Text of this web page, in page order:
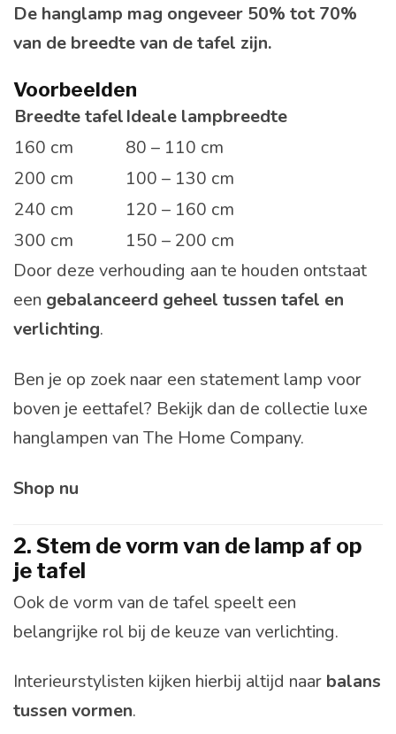
De hanglamp mag ongeveer 50% tot 70%
van de breedte van de tafel zijn.
Voorbeelden
Breedte tafelIdeale lampbreedte
160 cm
80 – 110 cm
200 cm
100 – 130 cm
240 cm
120 – 160 cm
300 cm
150 – 200 cm
Door deze verhouding aan te houden ontstaat
een gebalanceerd geheel tussen tafel en
verlichting.
Ben je op zoek naar een statement lamp voor
boven je eettafel? Bekijk dan de collectie luxe
hanglampen van The Home Company.
Shop nu
2. Stem de vorm van de lamp af op
je tafel
Ook de vorm van de tafel speelt een
belangrijke rol bij de keuze van verlichting.
Interieurstylisten kijken hierbij altijd naar balans
tussen vormen.